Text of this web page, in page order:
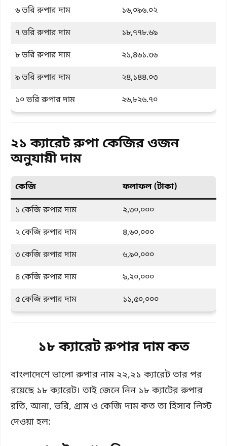
৬ ভরি রুপার দাম
১৬,০৯৬.০২
৭ ভরি রুপার দাম
১৮,৭৭৮.৬৯
৮ ভরি রুপার দাম
২১,৪৬১.৩৬
৯ ভরি রুপার দাম
২৪,১৪৪.০৩
১০ ভরি রুপার দাম
২৬,৮২৬.৭০
২১ ক্যারেট রুপা কেজির ওজন
অনুযায়ী দাম
কেজি ফলাফল (টাকা)
১ কেজি রুপার দাম
২,৩০,০০০
২ কেজি রুপার দাম
৪,৬০,০০০
৩ কেজি রুপার দাম
৬,৯০,০০০
৪ কেজি রুপার দাম
৯,২০,০০০
৫ কেজি রুপার দাম
১১,৫০,০০০
১৮ ক্যারেট রুপার দাম কত
বাংলাদেশে ভালো রুপার নাম ২২,২১ ক্যারেট তার পর
রয়েছে ১৮ ক্যারেট। তাই জেনে নিন ১৮ ক্যাটের রুপার
রতি, আনা, ভরি, গ্রাম ও কেজি দাম কত তা হিসাব লিস্ট
দেওয়া হল: